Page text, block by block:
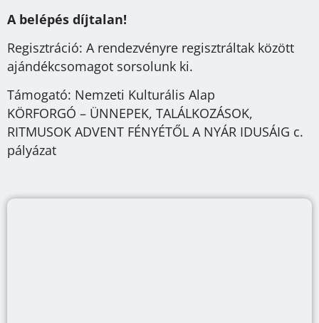
A belépés díjtalan!
Regisztráció: A rendezvényre regisztráltak között
ajándékcsomagot sorsolunk ki.
Támogató: Nemzeti Kulturális Alap
KÖRFORGÓ – ÜNNEPEK, TALÁLKOZÁSOK,
RITMUSOK ADVENT FÉNYÉTŐL A NYÁR IDUSÁIG c.
pályázat